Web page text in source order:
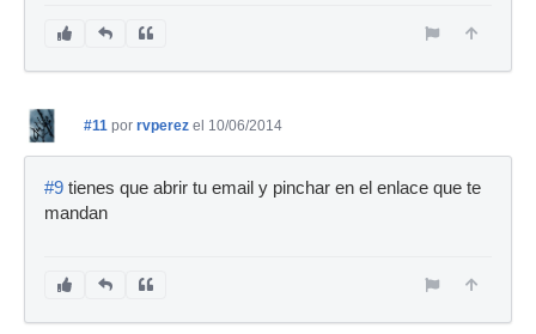
#11 por rvperez el 10/06/2014
#9 tienes que abrir tu email y pinchar en el enlace que te
mandan